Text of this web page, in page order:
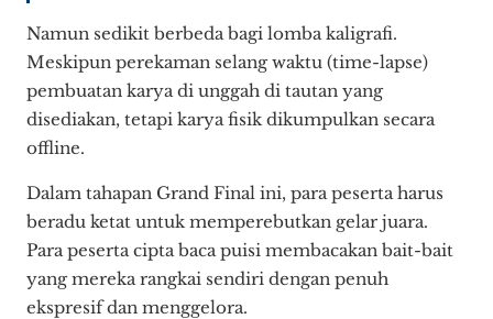
Namun sedikit berbeda bagi lomba kaligrafi.
Meskipun perekaman selang waktu (time-lapse)
pembuatan karya di unggah di tautan yang
disediakan, tetapi karya fisik dikumpulkan secara
offline.
Dalam tahapan Grand Final ini, para peserta harus
beradu ketat untuk memperebutkan gelar juara.
Para peserta cipta baca puisi membacakan bait-bait
yang mereka rangkai sendiri dengan penuh
ekspresif dan menggelora.